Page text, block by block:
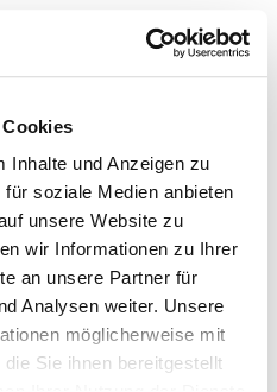
Inhalte und Anzeigen zu
soziale Medien anbieten
unsere Website zu
wir Informationen zu Ihrer
an unsere Partner für
Analysen weiter. Unsere
möglicherweise mit
Sie ihnen bereitgestellt